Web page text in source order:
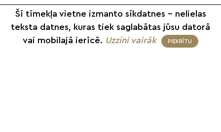
Šī tīmekļa vietne izmanto sīkdatnes – nelielas
teksta datnes, kuras tiek saglabātas jūsu datorā
vai mobilajā ierīcē. Uzzini vairāk PIEKRĪTU